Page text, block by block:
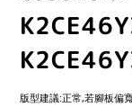
版型建議:正常,若腳板偏